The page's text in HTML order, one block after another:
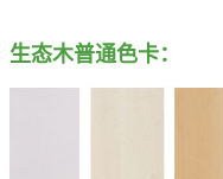
生态木普通色卡：